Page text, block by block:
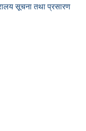
सूचना तथा प्रसारण